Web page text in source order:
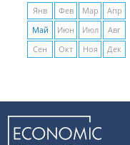
Янв Фев Мар
Апр
Май
Июн Июл
Авг
Сен
Окт Ноя Дек